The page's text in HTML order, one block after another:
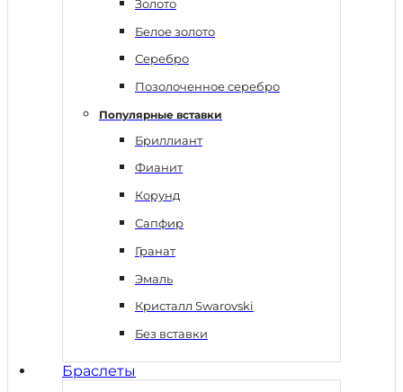
Золото
Белое золото
Серебро
Позолоченное серебро
Популярные вставки
Бриллиант
Фианит
Корунд
Сапфир
Гранат
Эмаль
Кристалл Swarovski
Без вставки
Браслеты